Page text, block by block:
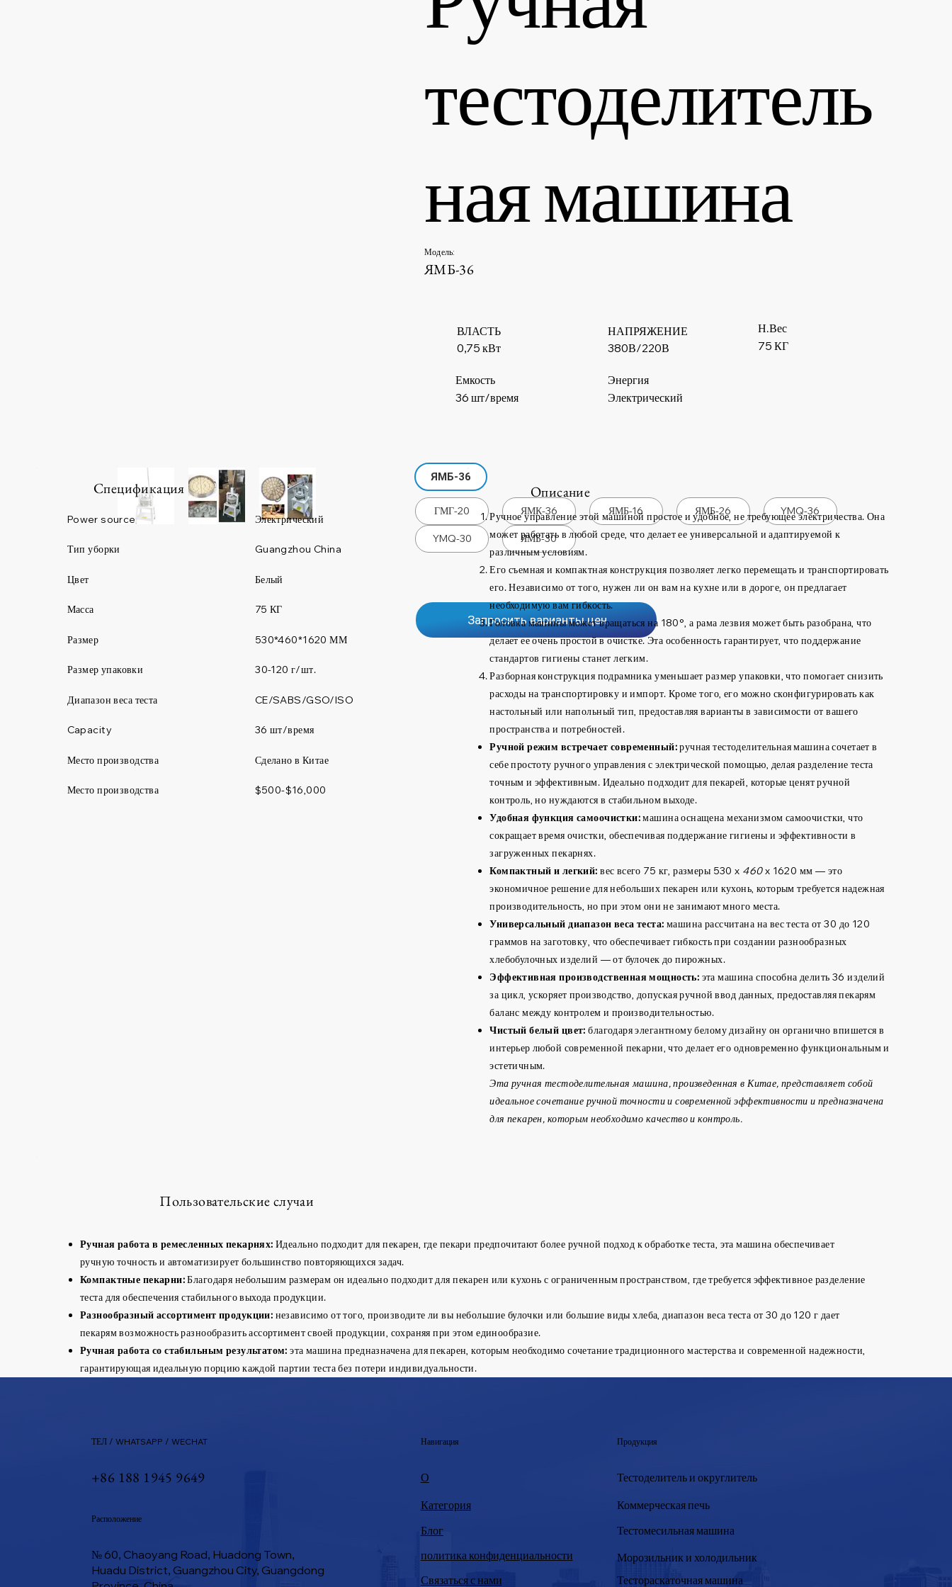
тестоделитель
ная машина
Модель:
ЯМБ-36
ВЛАСТЬ
0,75 кВт
380В/220В
НАПРЯЖЕНИЕ
75 КГ
Н.Вес
36 шт/время
Емкость
Электрический
Энергия
ЯМБ-36
ГМГ-20 ЯМК-36 ЯМБ-16 ЯМБ-26 YMQ-36
YMQ-30 ЯМБ-30
Запросить варианты цен
Power source Электрический
Тип уборки
Масса
Цвет Белый
530*460*1620 ММ
Размер упаковки
Размер
Capacity
Диапазон веса теста CE/SABS/GSO/ISO
Сделано в Китае
Место производства
Место производства
Guangzhou China
75 КГ
30-120 г/шт.
36 шт/время
$500-$16,000
Спецификация
Ручное управление этой машиной простое и удобное, не требующее электричества. Она
может работать в любой среде, что делает ее универсальной и адаптируемой к
различным условиям.
Его съемная и компактная конструкция позволяет легко перемещать и транспортировать
его. Независимо от того, нужен ли он вам на кухне или в дороге, он предлагает
необходимую вам гибкость.
Головка машины может вращаться на 180°, а рама лезвия может быть разобрана, что
делает ее очень простой в очистке. Эта особенность гарантирует, что поддержание
стандартов гигиены станет легким.
Разборная конструкция подрамника уменьшает размер упаковки, что помогает снизить
расходы на транспортировку и импорт. Кроме того, его можно сконфигурировать как
настольный или напольный тип, предоставляя варианты в зависимости от вашего
пространства и потребностей.
Ручной режим встречает современный:ручная тестоделительная машина сочетает в
себе простоту ручного управления с электрической помощью, делая разделение теста
точным и эффективным. Идеально подходит для пекарей, которые ценят ручной
контроль, но нуждаются в стабильном выходе.
Удобная функция самоочистки:машина оснащена механизмом самоочистки, что
сокращает время очистки, обеспечивая поддержание гигиены и эффективности в
загруженных пекарнях.
Компактный и легкий: вес всего 75 кг, размеры 530 x 460x 1620 мм — это
экономичное решение для небольших пекарен или кухонь, которым требуется надежная
производительность, но при этом они не занимают много места.
Универсальный диапазон веса теста: машина рассчитана на вес теста от 30 до 120
граммов на заготовку, что обеспечивает гибкость при создании разнообразных
хлебобулочных изделий — от булочек до пирожных.
Эффективная производственная мощность: эта машина способна делить 36 изделий
за цикл, ускоряет производство, допуская ручной ввод данных, предоставляя пекарям
баланс между контролем и производительностью.
Чистый белый цвет: благодаря элегантному белому дизайну он органично впишется в
интерьер любой современной пекарни, что делает его одновременно функциональным и
эстетичным.
Эта ручная тестоделительная машина, произведенная в Китае, представляет собой
идеальное сочетание ручной точности и современной эффективности и предназначена
для пекарен, которым необходимо качество и контроль.
Описание
Пользовательские случаи
Ручная работа в ремесленных пекарнях: Идеально подходит для пекарен, где пекари предпочитают более ручной подход к обработке теста, эта машина обеспечивает
ручную точность и автоматизирует большинство повторяющихся задач.
Компактные пекарни:Благодаря небольшим размерам он идеально подходит для пекарен или кухонь с ограниченным пространством, где требуется эффективное разделение
теста для обеспечения стабильного выхода продукции.
Разнообразный ассортимент продукции: независимо от того, производите ли вы небольшие булочки или большие виды хлеба, диапазон веса теста от 30 до 120 г дает
пекарям возможность разнообразить ассортимент своей продукции, сохраняя при этом единообразие.
Ручная работа со стабильным результатом: эта машина предназначена для пекарен, которым необходимо сочетание традиционного мастерства и современной надежности,
гарантирующая идеальную порцию каждой партии теста без потери индивидуальности.
ТЕЛ / WHATSAPP / WECHAT
+86 188 1945 9649
Расположение
№ 60, Chaoyang Road, Huadong Town,
Huadu District, Guangzhou City, Guangdong
Навигация
О
Категория
Блог
политика конфиденциальности
Связаться с нами
Тестоделитель и округлитель
Продукция
Коммерческая печь
Тестомесильная машина
Морозильник и холодильник
Тестораскаточная машина